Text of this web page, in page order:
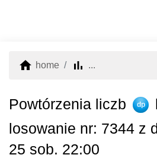
home home bar_chart ...
Powtórzenia liczb dp
losowanie nr: 7344 z
25 sob. 22:00